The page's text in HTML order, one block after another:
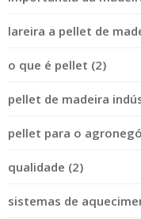
lareira a pellet de
o que é pellet (2)
pellet de madeira
pellet para o
qualidade (2)
sistemas de